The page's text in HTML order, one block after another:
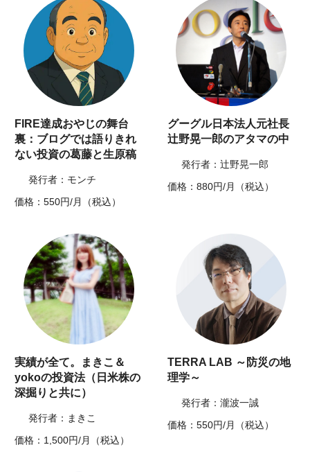
FIRE達成おやじの舞台
裏：ブログでは語りきれ
ない投資の葛藤と生原稿
発行者：モンチ
価格：550円/月（税込）
グーグル日本法人元社長
辻野晃一郎のアタマの中
発行者：辻野晃一郎
価格：880円/月（税込）
実績が全て。まきこ＆
yokoの投資法（日米株の
深掘りと共に）
発行者：まきこ
価格：1,500円/月（税込）
TERRA LAB ～防災の地
理学～
発行者：瀧波一誠
価格：550円/月（税込）